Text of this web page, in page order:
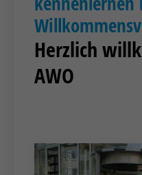
Herzlich
AWO